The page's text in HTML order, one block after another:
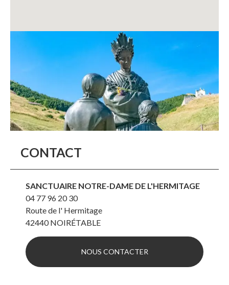
CONTACT
SANCTUAIRE NOTRE-DAME DE L'HERMITAGE
04 77 96 20 30
Route de l' Hermitage
42440 NOIRÉTABLE
NOUS CONTACTER